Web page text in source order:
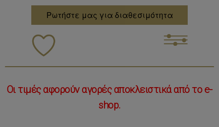
Ρωτήστε μας για διαθεσιμότητα
Οι τιμές αφορούν αγορές αποκλειστικά από το e-
shop.